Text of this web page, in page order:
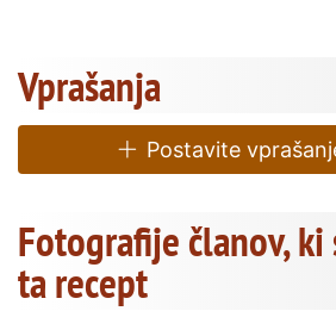
Vprašanja
Postavite
Fotografije članov,
ta recept